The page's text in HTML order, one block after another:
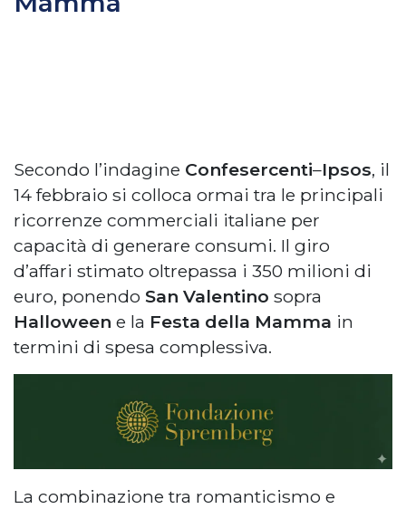
Secondo l’indagine Confesercenti–Ipsos, il
14 febbraio si colloca ormai tra le principali
ricorrenze commerciali italiane per
capacità di generare consumi. Il giro
d’affari stimato oltrepassa i 350 milioni di
euro, ponendo San Valentino sopra
Halloween e la Festa della Mamma in
termini di spesa complessiva.
La combinazione tra romanticismo e